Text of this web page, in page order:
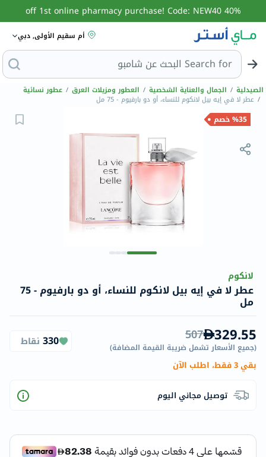
40% off 1st online pharmacy purchase! Code: NEW40
أم سقيم الأولى, دبي
Search for البحث
الصيدلية / الجمال والعناية الشخصية / العطور ومزيلات العرق / عطور نسائية
/ عطر لا في إيه بيل لانكوم للنساء، أو دو بارفيوم - 75 مل
%35 خصم
لانكوم
عطر لا في إيه بيل لانكوم للنساء، أو دو بارفيوم - 75
مل
329.55
507
(جميع الأسعار تشمل ضريبة القيمة المضافة)
330 نقاط
بقي 3 فقط، اطلب الآن
توصيل مجاني اليوم